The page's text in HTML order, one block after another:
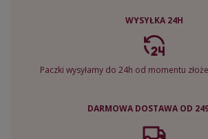
WYSYŁKA 24H
Paczki wysyłamy do 24h od momentu
DARMOWA DOSTAWA OD